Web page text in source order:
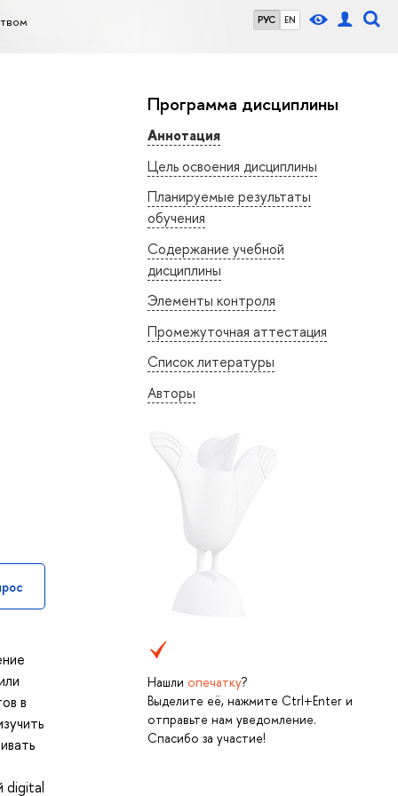
РУС EN
Программа дисциплины
Аннотация
Цель освоения дисциплины
Планируемые результаты
обучения
Содержание учебной
дисциплины
Элементы контроля
Промежуточная аттестация
Список литературы
Авторы
Нашли опечатку?
Выделите её, нажмите Ctrl+Enter и
отправьте нам уведомление.
Спасибо за участие!
в
digital